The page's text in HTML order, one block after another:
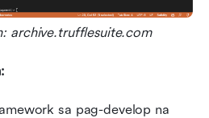
archive.trufflesuite.com
sa pag-develop na